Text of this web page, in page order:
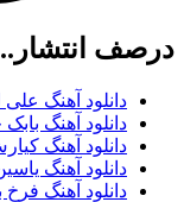
درصف
دانلود آهنگ
دانلود آهنگ
دانلود آهنگ
دانلود آهنگ
دانلود آهنگ فرخ